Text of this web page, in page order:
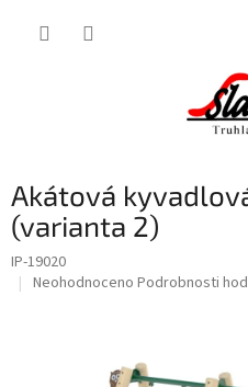
Akátová
(varianta 2)
IP-19020
Průměrné
Neohodnoceno Podrobnosti